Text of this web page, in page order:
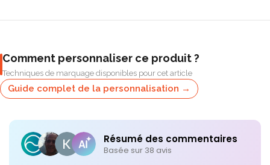
Comment personnaliser ce produit ?
Techniques de marquage disponibles pour cet article
Guide complet de la personnalisation →
Résumé des commentaires
Basée sur 38 avis